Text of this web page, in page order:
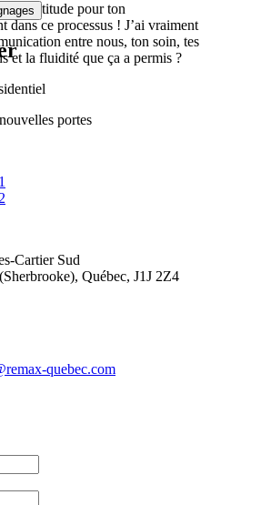
☺️ gratitude pour ton
dans ce processus ! J’ai vraiment
entre nous, ton soin, tes
et la fluidité que ça a permis ?
portes
Cartier Sud
Québec, J1J 2Z4
quebec.com